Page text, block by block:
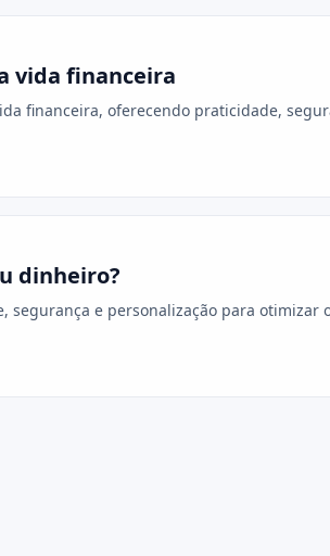
vida financeira
financeira, oferecendo praticidade,
dinheiro?
segurança e personalização para otimizar